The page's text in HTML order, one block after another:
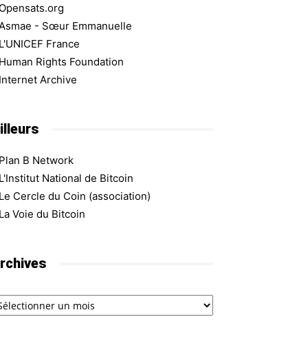
Opensats.org
- Sœur Emmanuelle
L'UNICEF France
Human Rights Foundation
Internet Archive
Plan B Network
L'Institut National de Bitcoin
Le Cercle du Coin (association)
La Voie du Bitcoin